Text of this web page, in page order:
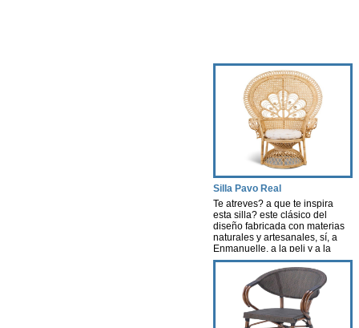
Silla Pavo Real
Te atreves? a que te inspira
esta silla? este clásico del
diseño fabricada con materias
naturales y artesanales, sí, a
Enmanuelle, a la peli y a la
actriz, una pelicula que creó
escuela. Esta silla nos evoca
aires de nostalgia, libertad y
porque no decirlo…cierta
sexualidad…